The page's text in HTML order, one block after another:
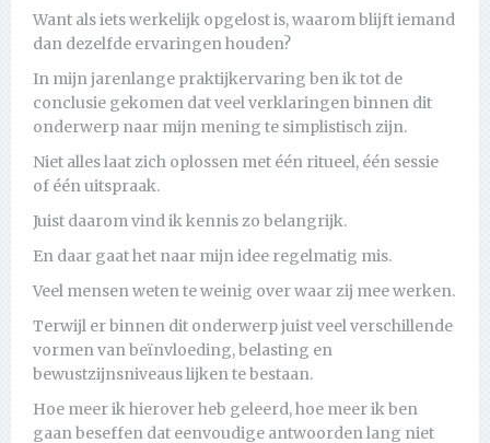
Want als iets werkelijk opgelost is, waarom blijft iemand
dan dezelfde ervaringen houden?
In mijn jarenlange praktijkervaring ben ik tot de
conclusie gekomen dat veel verklaringen binnen dit
onderwerp naar mijn mening te simplistisch zijn.
Niet alles laat zich oplossen met één ritueel, één sessie
of één uitspraak.
Juist daarom vind ik kennis zo belangrijk.
En daar gaat het naar mijn idee regelmatig mis.
Veel mensen weten te weinig over waar zij mee werken.
Terwijl er binnen dit onderwerp juist veel verschillende
vormen van beïnvloeding, belasting en
bewustzijnsniveaus lijken te bestaan.
Hoe meer ik hierover heb geleerd, hoe meer ik ben
gaan beseffen dat eenvoudige antwoorden lang niet